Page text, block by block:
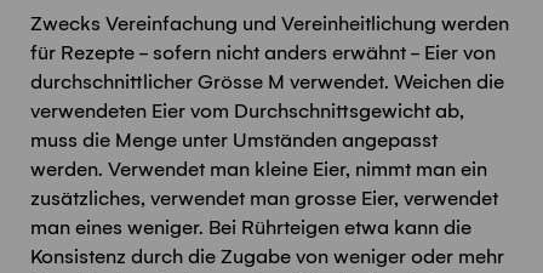
Zwecks Vereinfachung und Vereinheitlichung werden
für Rezepte - sofern nicht anders erwähnt - Eier von
durchschnittlicher Grösse M verwendet. Weichen die
verwendeten Eier vom Durchschnittsgewicht ab,
muss die Menge unter Umständen angepasst
werden. Verwendet man kleine Eier, nimmt man ein
zusätzliches, verwendet man grosse Eier, verwendet
man eines weniger. Bei Rührteigen etwa kann die
Konsistenz durch die Zugabe von weniger oder mehr